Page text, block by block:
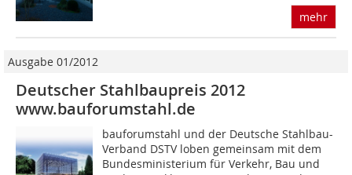
mehr
Ausgabe 01/2012
Deutscher Stahlbaupreis 2012
www.bauforumstahl.de
bauforumstahl und der Deutsche Stahlbau-
Verband DSTV loben gemeinsam mit dem
Bundesministerium für Verkehr, Bau und